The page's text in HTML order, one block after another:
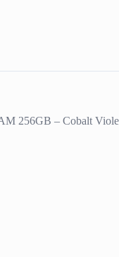
256GB – Cobalt